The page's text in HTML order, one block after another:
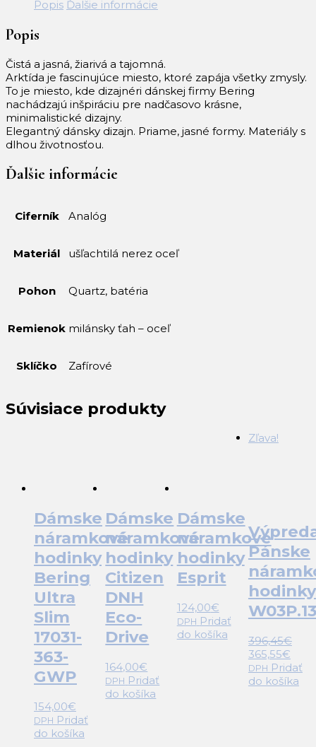
Popis Ďalšie informácie
Popis
Čistá a jasná, žiarivá a tajomná.
Arktída je fascinujúce miesto, ktoré zapája všetky zmysly.
To je miesto, kde dizajnéri dánskej firmy Bering
nachádzajú inšpiráciu pre nadčasovo krásne,
minimalistické dizajny.
Elegantný dánsky dizajn. Priame, jasné formy. Materiály s
dlhou životnosťou.
Ďalšie informácie
Ciferník Analóg
Materiál ušľachtilá nerez oceľ
Pohon Quartz, batéria
Remienok milánsky ťah – oceľ
Sklíčko Zafírové
Súvisiace produkty
Dámske
náramkové
hodinky
Bering
Ultra
Slim
17031-
363-
GWP
154,00€
DPH Pridať
do košíka
Dámske
náramkové
hodinky
Citizen
DNH
Eco-
Drive
164,00€
DPH Pridať
do košíka
Dámske
náramkové
hodinky
Esprit
124,00€
DPH Pridať
do košíka
Zľava!
Pánske
hodinky
396,45€
Pôvodná
cena
bola:
365,55€
cena
je:
DPH Pridať
do košíka